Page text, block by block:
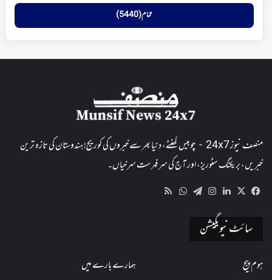
تمام (5440)
منصف نیوز 24x7 - چوبیس گھنٹے، دنیا بھر سے خبروں کی کوریج! ہندوستان کی تازہ ترین
خبریں، بریکنگ سٹوریز، اور آج کی سرفہرست سرخیاں۔
Facebook
X
LinkedIn
Instagram
Telegram
WhatsApp
سائٹ نیویگیشن
ہوم پیج
ہمارے بارے میں